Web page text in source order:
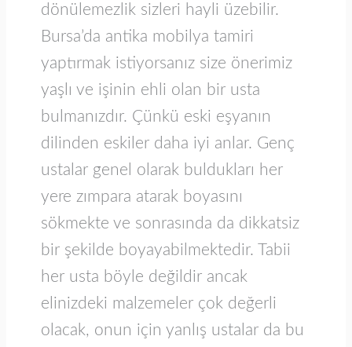
dönülemezlik sizleri hayli üzebilir.
Bursa’da antika mobilya tamiri
yaptırmak istiyorsanız size önerimiz
yaşlı ve işinin ehli olan bir usta
bulmanızdır. Çünkü eski eşyanın
dilinden eskiler daha iyi anlar. Genç
ustalar genel olarak buldukları her
yere zımpara atarak boyasını
sökmekte ve sonrasında da dikkatsiz
bir şekilde boyayabilmektedir. Tabii
her usta böyle değildir ancak
elinizdeki malzemeler çok değerli
olacak, onun için yanlış ustalar da bu